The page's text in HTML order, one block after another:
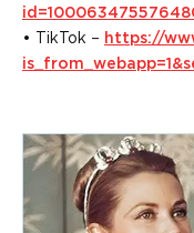
• TikTok – https://